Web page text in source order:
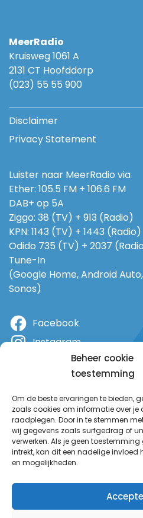
Beheer cookie
toestemming
Om de beste ervaringen te bieden,
zoals cookies om informatie over
raadplegen. Door in te stemmen
wij gegevens zoals surfgedrag of
verwerken. Als je geen
intrekt, kan dit een nadelige
en mogelijkheden.
MeerRadio
Kruisweg 1061 A
2131 CT Hoofddorp
(023) 55 55 900
Disclaimer
Privacy Statement
Luister naar MeerRadio via
Ether: 105.5 FM + 106.6 FM
DAB+ op 5A
Ziggo: 38 (TV) + 913 (Radio)
KPN: 1143 (TV) + 1443 (Radio)
Odido 735 (TV) + 2037
Tune-In
(Google Home, Android
Sonos)
Facebook
Instagram
YouTube